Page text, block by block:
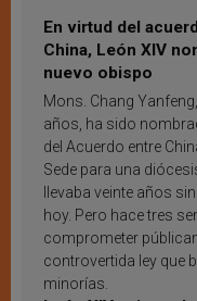
En virtud del
China, León XIV
nuevo obispo
Mons. Chang
años, ha sido
del Acuerdo entre
Sede para una
llevaba veinte años
hoy. Pero hace tres
comprometer
controvertida ley que
minorías.